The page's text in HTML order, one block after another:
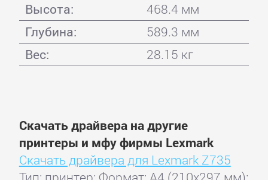
Высота:
468.4 мм
Глубина:
589.3 мм
Вес:
28.15 кг
Скачать драйвера на другие
принтеры и мфу фирмы Lexmark
Скачать драйвера для Lexmark Z735